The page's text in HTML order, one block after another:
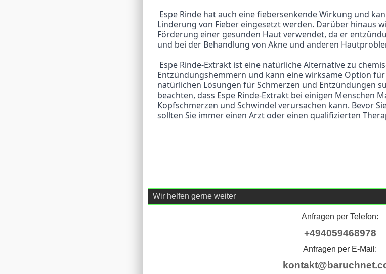
Linderung von Fieber eingesetzt werden. Darüber hinaus
Förderung einer gesunden Haut verwendet, da er
und bei der Behandlung von Akne und anderen
Entzündungshemmern und kann eine wirksame Option
natürlichen Lösungen für Schmerzen und Entzündungen
beachten, dass Espe Rinde-Extrakt bei einigen Menschen
Kopfschmerzen und Schwindel verursachen kann. Bevor
sollten Sie immer einen Arzt oder einen qualifizierten
Wir helfen gerne weiter
Anfragen per Telefon:
+494059468978
Anfragen per E-Mail: